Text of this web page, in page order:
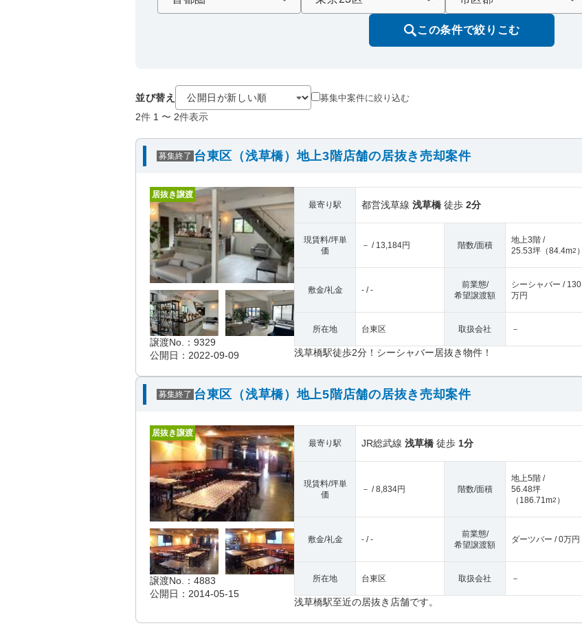
この条件で絞りこむ
並び替え 募集中案件に絞り込む
2件 1 〜 2件表示
募集終了 台東区（浅草橋）地上3階店舗の居抜き売却案件
居抜き譲渡
譲渡No.：9329
公開日：2022-09-09
最寄り駅 都営浅草線 浅草橋 徒歩 2分
現賃料/坪単
価
－ / 13,184円 階数/面積
地上3階 /
25.53坪 （84.4m2 ）
敷金/礼金 - / -
前業態/
希望譲渡額
シーシャバー / 130
万円
所在地 台東区 取扱会社 －
浅草橋駅徒歩2分！シーシャバー居抜き物件！
募集終了 台東区（浅草橋）地上5階店舗の居抜き売却案件
居抜き譲渡
譲渡No.：4883
公開日：2014-05-15
最寄り駅 JR総武線 浅草橋 徒歩 1分
現賃料/坪単
価
－ / 8,834円 階数/面積
地上5階 /
56.48坪
（ 186.71m2 ）
敷金/礼金 - / -
前業態/
希望譲渡額
ダーツバー / 0万円
所在地 台東区 取扱会社 －
浅草橋駅至近の居抜き店舗です。